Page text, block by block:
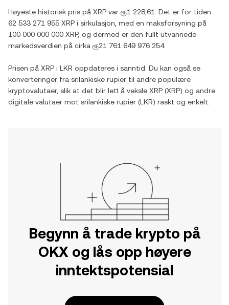
Høyeste historisk pris på XRP var ரூ1 228,61
. Det er for tiden
62 533 271 955 XRP i sirkulasjon, med en maksforsyning på
100 000 000 000 XRP, og dermed er den fullt utvannede
markedsverdien på cirka ரூ21 761 649 976 254.
Prisen på XRP i LKR oppdateres i sanntid. Du kan også se
konverteringer fra srilankiske rupier til andre populære
kryptovalutaer, slik at det blir lett å veksle XRP (XRP) og andre
digitale valutaer mot srilankiske rupier (LKR) raskt og enkelt.
Begynn å trade krypto på
OKX og lås opp høyere
inntektspotensial